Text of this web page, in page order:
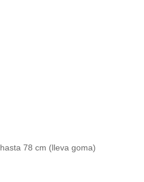
78 cm (lleva goma)